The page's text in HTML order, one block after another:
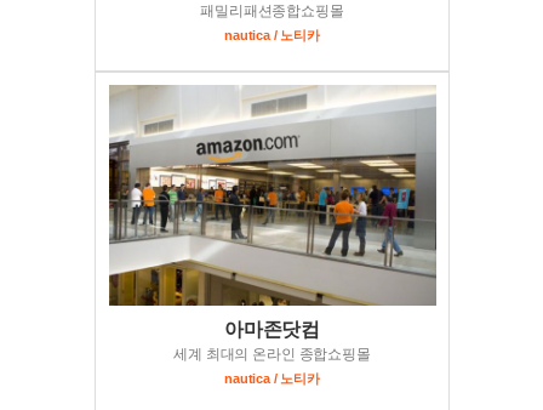
패밀리패션종합쇼핑몰
nautica / 노티카
아마존닷컴
세계 최대의 온라인 종합쇼핑몰
nautica / 노티카